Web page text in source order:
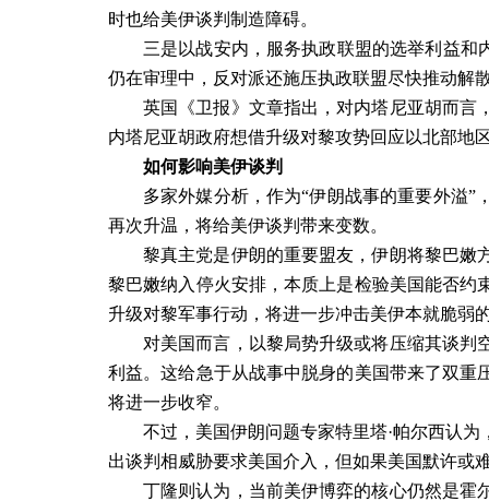
时也给美伊谈判制造障碍。
三是以战安内，服务执政联盟的选举利益和
仍在审理中，反对派还施压执政联盟尽快推动解
英国《卫报》文章指出，对内塔尼亚胡而言
内塔尼亚胡政府想借升级对黎攻势回应以北部地
如何影响美伊谈判
多家外媒分析，作为“伊朗战事的重要外溢
再次升温，将给美伊谈判带来变数。
黎真主党是伊朗的重要盟友，伊朗将黎巴嫩
黎巴嫩纳入停火安排，本质上是检验美国能否
升级对黎军事行动，将进一步冲击美伊本就脆弱
对美国而言，以黎局势升级或将压缩其谈判
利益。这给急于从战事中脱身的美国带来了双
将进一步收窄。
不过，美国伊朗问题专家特里塔·帕尔西认
出谈判相威胁要求美国介入，但如果美国默许或
丁隆则认为，当前美伊博弈的核心仍然是霍